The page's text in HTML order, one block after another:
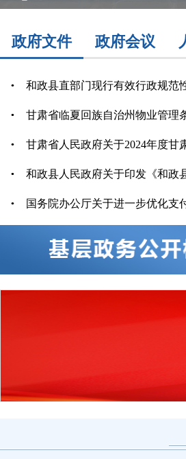
政府文件 政府会议
和政县直部门现行有效行政规范
甘肃省临夏回族自治州物业管理
甘肃省人民政府关于2024年度甘
和政县人民政府关于印发《和政